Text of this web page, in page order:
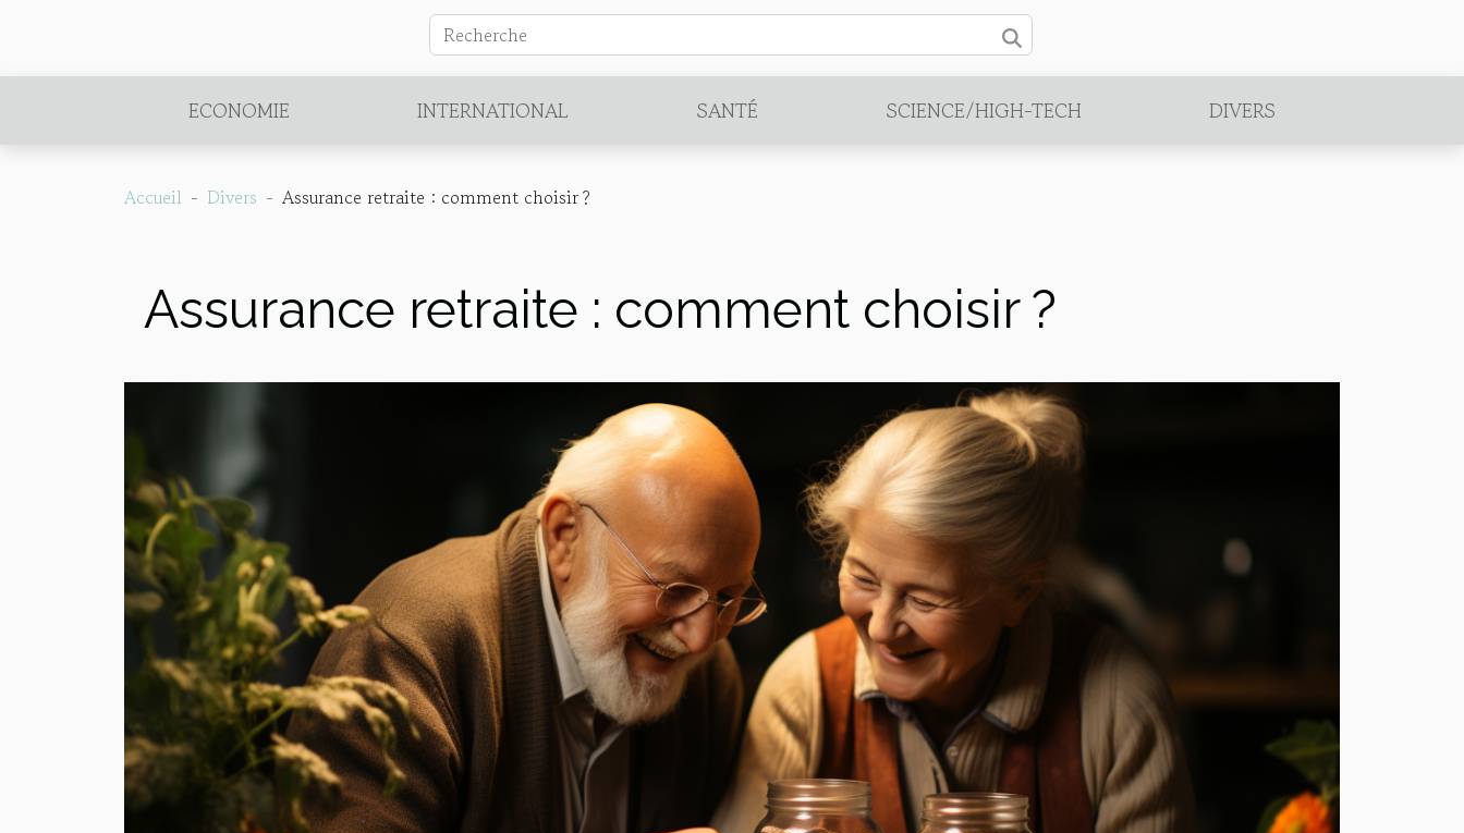
ECONOMIE INTERNATIONAL SANTÉ SCIENCE/HIGH-TECH DIVERS
Accueil Divers Assurance retraite : comment choisir ?
Assurance retraite : comment choisir ?